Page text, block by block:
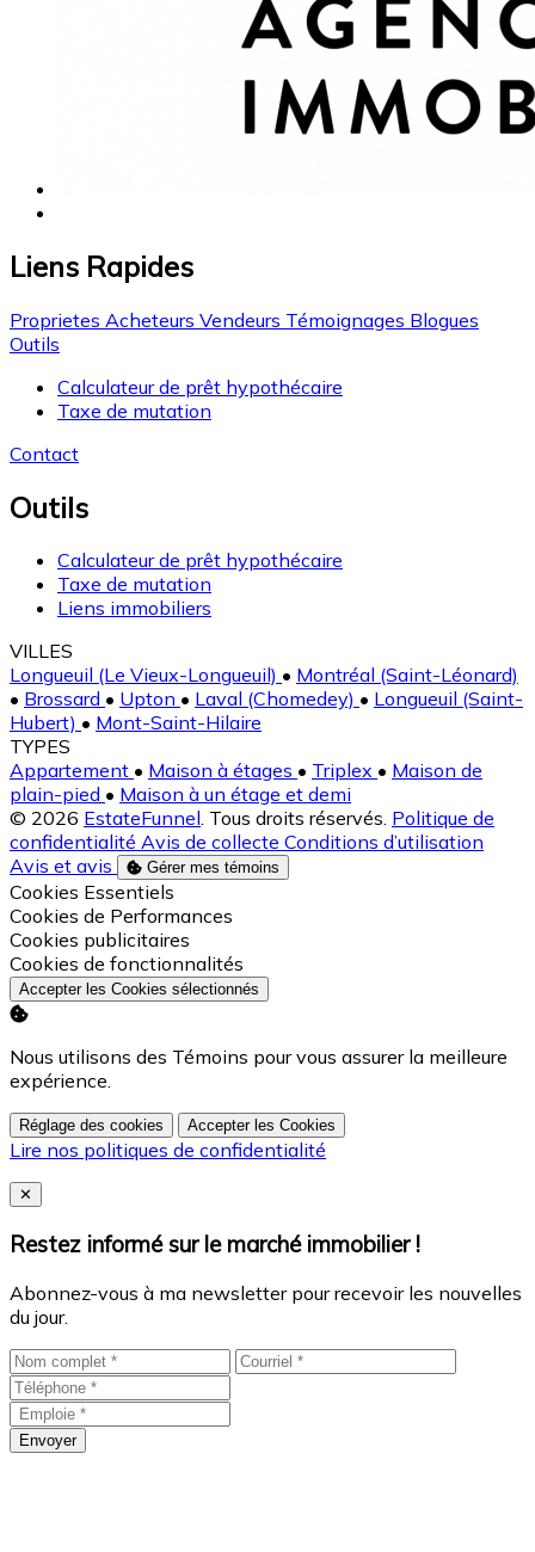
Liens Rapides
Proprietes Acheteurs Vendeurs Témoignages Blogues
Outils
Calculateur de prêt hypothécaire
Taxe de mutation
Contact
Outils
Calculateur de prêt hypothécaire
Taxe de mutation
Liens immobiliers
VILLES
Longueuil (Le Vieux-Longueuil) • Montréal (Saint-Léonard)
• Brossard • Upton • Laval (Chomedey) • Longueuil (Saint-
Hubert) • Mont-Saint-Hilaire
TYPES
Appartement • Maison à étages • Triplex • Maison de
plain-pied • Maison à un étage et demi
© 2026 EstateFunnel. Tous droits réservés. Politique de
confidentialité Avis de collecte Conditions d’utilisation
Avis et avis
Gérer mes témoins
Activer
Cookies Essentiels
Activer
Cookies de Performances
Activer
Cookies publicitaires
Activer
Cookies de fonctionnalités
Accepter les Cookies sélectionnés
Nous utilisons des Témoins pour vous assurer la meilleure
expérience.
Réglage des cookies Accepter les Cookies
Lire nos politiques de confidentialité
Close
✕
Restez informé sur le marché immobilier !
Abonnez-vous à ma newsletter pour recevoir les nouvelles
du jour.
Envoyer